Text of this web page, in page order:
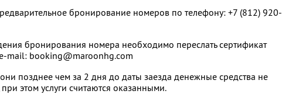
бронирование номеров по телефону: +7 (812) 920-
бронирования номера необходимо переслать сертификат
mail: booking@maroonhg.com
позднее чем за 2 дня до даты заезда денежные средства не
этом услуги считаются оказанными.